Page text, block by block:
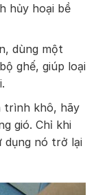
hủy hoại bề
dùng một
ghế, giúp loại
trình khô, hãy
gió. Chỉ khi
dụng nó trở lại